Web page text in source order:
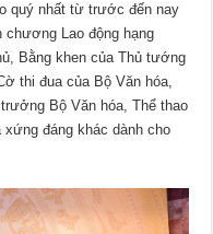
quý nhất từ trước đến nay
chương Lao động hạng
Bằng khen của Thủ tướng
thi đua của Bộ Văn hóa,
Bộ Văn hóa, Thể thao
xứng đáng khác dành cho